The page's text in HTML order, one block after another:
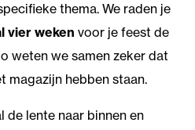
thema. We raden je
vier weken voor je feest de
weten we samen zeker dat
magazijn hebben staan.
de lente naar binnen en